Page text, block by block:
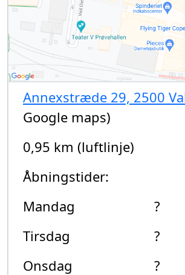
Annexstræde 29, 2500
Google maps)
0,95 km (luftlinje)
Åbningstider:
Mandag
?
Tirsdag
?
Onsdag
?